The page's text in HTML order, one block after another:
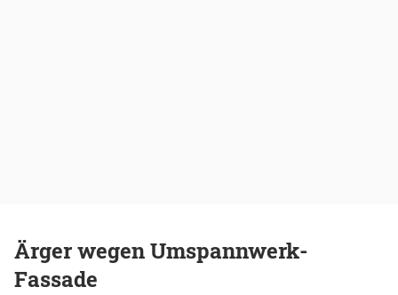
Ärger wegen Umspannwerk-
Fassade